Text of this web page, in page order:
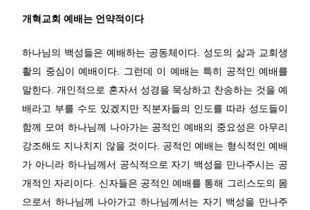
개혁교회 예배는 언약적이다
하나님의 백성들은 예배하는 공동체이다. 성도의 삶과 교회생
활의 중심이 예배이다. 그런데 이 예배는 특히 공적인 예배를
말한다. 개인적으로 혼자서 성경을 묵상하고 찬송하는 것을 예
배라고 부를 수도 있겠지만 직분자들의 인도를 따라 성도들이
함께 모여 하나님께 나아가는 공적인 예배의 중요성은 아무리
강조해도 지나치지 않을 것이다. 공적인 예배는 형식적인 예배
가 아니라 하나님께서 공식적으로 자기 백성을 만나주시는 공
개적인 자리이다. 신자들은 공적인 예배를 통해 그리스도의 몸
으로서 하나님께 나아가고 하나님께서는 자기 백성을 만나주